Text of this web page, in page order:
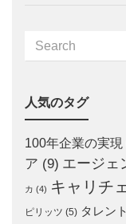
人気のタグ
100年企業の実現
ア (9) エージェ
カ (4) キャリチ
ピリッツ (5) タレン